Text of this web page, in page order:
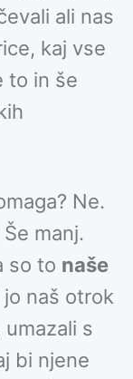
ali nas
kaj vse
to in še
Ne.
manj.
so to naše
naš otrok
umazali s
bi njene